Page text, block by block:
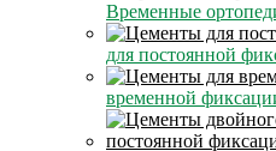
Временные
для постоянной
временной